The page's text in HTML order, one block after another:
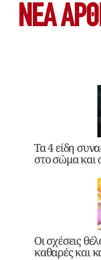
ΝΕΑ
Τα 4 είδη
στο σώμα και
Οι σχέσεις
καθαρές και